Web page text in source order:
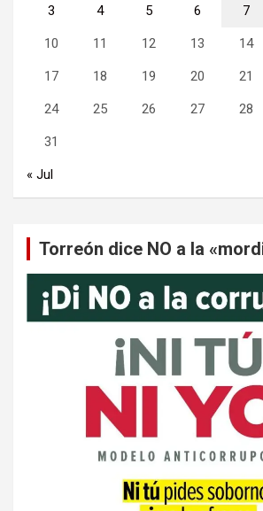
3 4 5 6 7
10 11 12 13 14
17 18 19 20 21
24 25 26 27 28
31
« Jul
Torreón dice NO a la